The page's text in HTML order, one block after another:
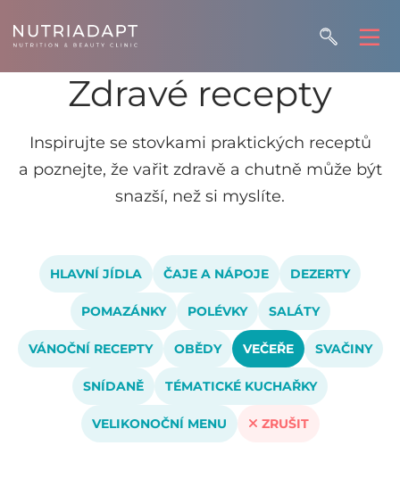
Zdravé recepty
Inspirujte se stovkami praktických receptů
a poznejte, že vařit zdravě a chutně může být
snazší, než si myslíte.
HLAVNÍ JÍDLA ČAJE A NÁPOJE DEZERTY
POMAZÁNKY POLÉVKY SALÁTY
VÁNOČNÍ RECEPTY OBĚDY VEČEŘE SVAČINY
SNÍDANĚ TÉMATICKÉ KUCHAŘKY
VELIKONOČNÍ MENU ZRUŠIT